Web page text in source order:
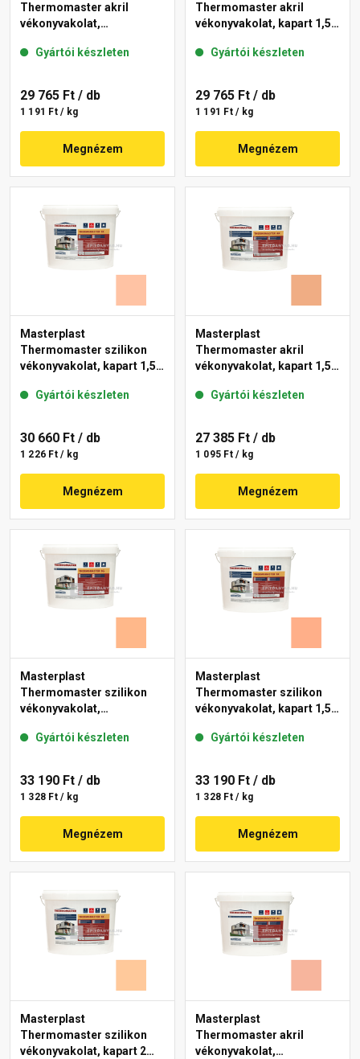
Thermomaster akril
vékonyvakolat,
01-E 25 kg
Gyártói készleten
29 765 Ft / db
1 191 Ft / kg
Megnézem
Thermomaster akril
vékonyvakolat, kapart 1,5
Gyártói készleten
29 765 Ft / db
1 191 Ft / kg
Megnézem
Masterplast
Thermomaster szilikon
vékonyvakolat, kapart 1,5
Gyártói készleten
30 660 Ft / db
1 226 Ft / kg
Megnézem
Masterplast
Thermomaster akril
vékonyvakolat, kapart 1,5
Gyártói készleten
27 385 Ft / db
1 095 Ft / kg
Megnézem
Masterplast
Thermomaster szilikon
vékonyvakolat,
10-C 25 kg
Gyártói készleten
33 190 Ft / db
1 328 Ft / kg
Megnézem
Masterplast
Thermomaster szilikon
vékonyvakolat, kapart 1,5
Gyártói készleten
33 190 Ft / db
1 328 Ft / kg
Megnézem
Masterplast
Thermomaster szilikon
vékonyvakolat, kapart 2
Masterplast
Thermomaster akril
vékonyvakolat,